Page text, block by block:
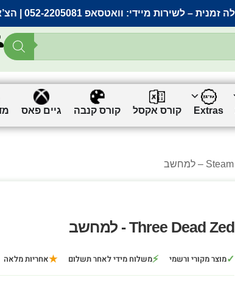
– לשירות מיידי: וואטסאפ 052-2205081 |
Extras קורס אקסל קורס קנבה גיים פאס
Steam
Three Dead Zed - למחשב
✓מוצר מקורי ורשמי ⚡משלוח מידי לאחר תשלום ★אחריות מלאה